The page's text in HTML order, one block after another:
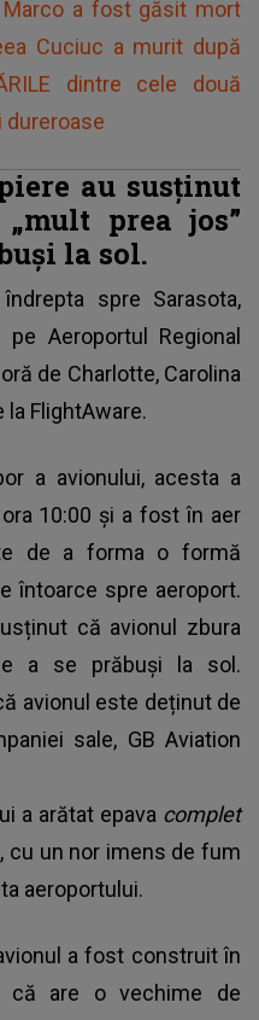
a fost găsit mort
Cuciuc a murit după
dintre cele două
dureroase
au susținut
prea jos”
la sol.
spre Sarasota,
Aeroportul Regional
de Charlotte, Carolina
FlightAware.
a avionului, acesta a
10:00 și a fost în aer
de a forma o formă
întoarce spre aeroport.
că avionul zbura
a se prăbuși la sol.
avionul este deținut de
sale, GB Aviation
a arătat epava complet
cu un nor imens de fum
aeroportului.
a fost construit în
că are o vechime de